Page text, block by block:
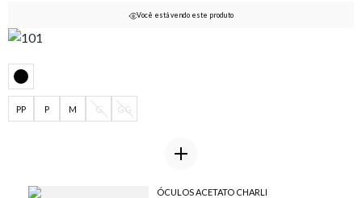
Você está vendo este produto
PP P M G GG
ÓCULOS ACETATO CHARLI